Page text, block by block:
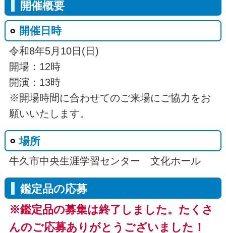
開催概要
開催日時
令和8年5月10日(日)
開場：12時
開演：13時
※開場時間に合わせてのご来場にご協力をお
願いいたします。
場所
牛久市中央生涯学習センター 文化ホール
鑑定品の応募
※鑑定品の募集は終了しました。たくさ
んのご応募ありがとうございました！